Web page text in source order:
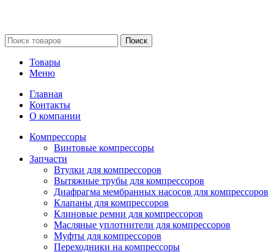
Поиск
Товары
Меню
Главная
Контакты
О компании
Компрессоры
Винтовые компрессоры
Запчасти
Втулки для компрессоров
Вытяжные трубы для компрессоров
Диафрагма мембранных насосов для компрессоров
Клапаны для компрессоров
Клиновые ремни для компрессоров
Масляные уплотнители для компрессоров
Муфты для компрессоров
Переходники на компрессоры